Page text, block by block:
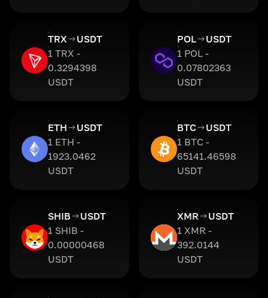
TRX
USDT
1 TRX -
0.3294398
USDT
POL
USDT
1 POL -
0.07802363
USDT
ETH
USDT
1 ETH -
1923.0462
USDT
BTC
USDT
1 BTC -
65141.46598
USDT
SHIB
USDT
1 SHIB -
0.00000468
USDT
XMR
USDT
1 XMR -
392.0144
USDT